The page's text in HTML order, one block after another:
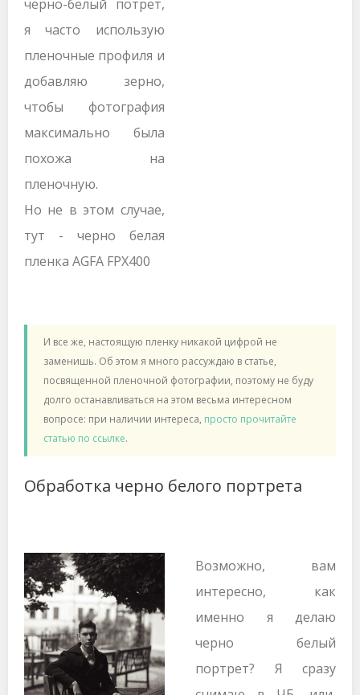
черно-белый потрет,
я часто использую
пленочные профиля и
добавляю зерно,
чтобы фотография
максимально была
похожа на
пленочную.
Но не в этом случае,
тут - черно белая
пленка AGFA FPX400
И все же, настоящую пленку никакой цифрой не
заменишь. Об этом я много рассуждаю в статье,
посвященной пленочной фотографии, поэтому не буду
долго останавливаться на этом весьма интересном
вопросе: при наличии интереса, просто прочитайте
статью по ссылке.
Обработка черно белого портрета
Возможно, вам
интересно, как
именно я делаю
черно белый
портрет? Я сразу